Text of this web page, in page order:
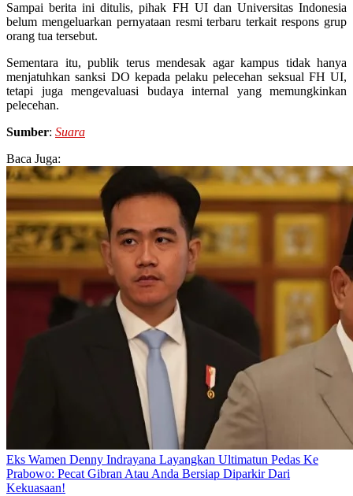
Sampai berita ini ditulis, pihak FH UI dan Universitas Indonesia
belum mengeluarkan pernyataan resmi terbaru terkait respons grup
orang tua tersebut.
Sementara itu, publik terus mendesak agar kampus tidak hanya
menjatuhkan sanksi DO kepada pelaku pelecehan seksual FH UI,
tetapi juga mengevaluasi budaya internal yang memungkinkan
pelecehan.
Sumber: Suara
Baca Juga:
Eks Wamen Denny Indrayana Layangkan Ultimatun Pedas Ke
Prabowo: Pecat Gibran Atau Anda Bersiap Diparkir Dari
Kekuasaan!